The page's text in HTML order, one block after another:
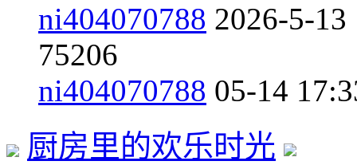
ni404070788 2026-5-13
75206
ni404070788 05-14
厨房里的欢乐时光